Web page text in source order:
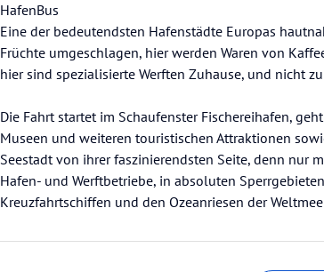
HafenBus
Eine der bedeutendsten Hafenstädte Europas
Früchte umgeschlagen, hier werden Waren von
hier sind spezialisierte Werften Zuhause, und nicht
Die Fahrt startet im Schaufenster Fischereihafen,
Museen und weiteren touristischen Attraktionen
Seestadt von ihrer faszinierendsten Seite, denn nur
Hafen- und Werftbetriebe, in absoluten
Kreuzfahrtschiffen und den Ozeanriesen der